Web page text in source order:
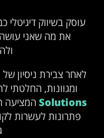
את מה שאני
לאחר צבירת ניסיון
ומגוונות,
Solutions המציעה
פתרונות לעשרות